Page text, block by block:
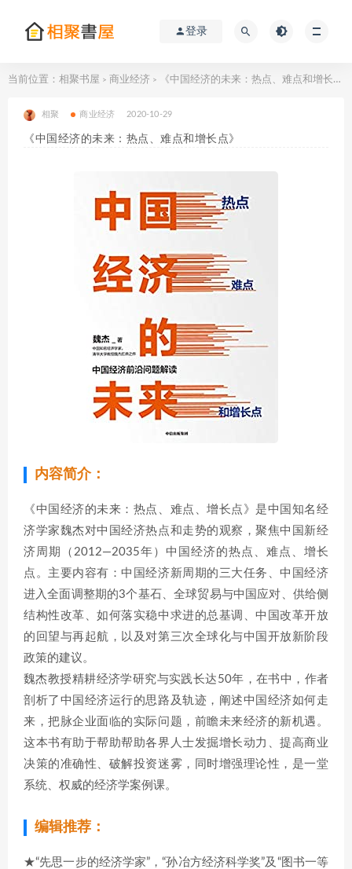
登录
当前位置： 相聚书屋 > 商业经济 > 《中国经济的未来：热点、难点和增长点》
相聚 商业经济 2020-10-29
《中国经济的未来：热点、难点和增长点》
内容简介：
《中国经济的未来：热点、难点、增长点》是中国知名经
济学家魏杰对中国经济热点和走势的观察，聚焦中国新经
济周期（2012—2035年）中国经济的热点、难点、增长
点。主要内容有：中国经济新周期的三大任务、中国经济
进入全面调整期的3个基石、全球贸易与中国应对、供给侧
结构性改革、如何落实稳中求进的总基调、中国改革开放
的回望与再起航，以及对第三次全球化与中国开放新阶段
政策的建议。
魏杰教授精耕经济学研究与实践长达50年，在书中，作者
剖析了中国经济运行的思路及轨迹，阐述中国经济如何走
来，把脉企业面临的实际问题，前瞻未来经济的新机遇。
这本书有助于帮助帮助各界人士发掘增长动力、提高商业
决策的准确性、破解投资迷雾，同时增强理论性，是一堂
系统、权威的经济学案例课。
编辑推荐：
★“先思一步的经济学家”，“孙冶方经济科学奖”及“图书一等